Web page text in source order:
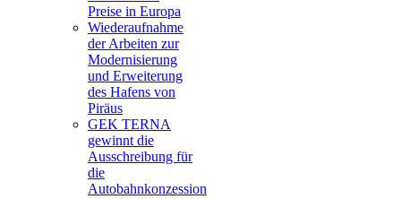
Preise in Europa
Wiederaufnahme
der Arbeiten zur
Modernisierung
und Erweiterung
des Hafens von
Piräus
GEK TERNA
gewinnt die
Ausschreibung für
die
Autobahnkonzession